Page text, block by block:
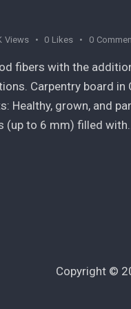
Views 0 Likes 0
fibers with the
Carpentry board
Healthy, grown, and
(up to 6 mm) filled with…
Copyright ©